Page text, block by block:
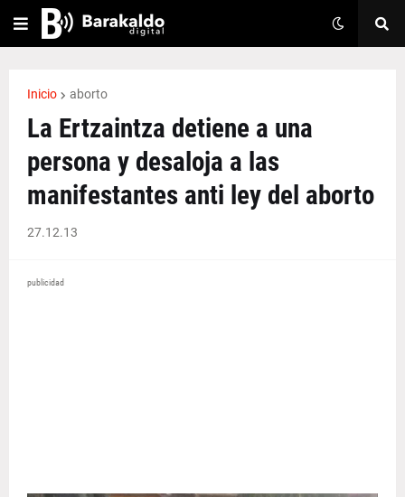
Inicio aborto
La Ertzaintza detiene a una
persona y desaloja a las
manifestantes anti ley del aborto
27.12.13
publicidad